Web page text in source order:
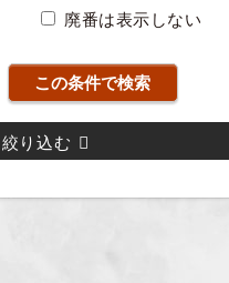
廃番は表示しない
り込む